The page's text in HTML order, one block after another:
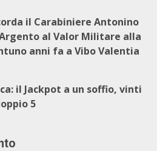
il Carabiniere Antonino
al Valor Militare alla
anni fa a Vibo Valentia
il Jackpot a un soffio, vinti
5